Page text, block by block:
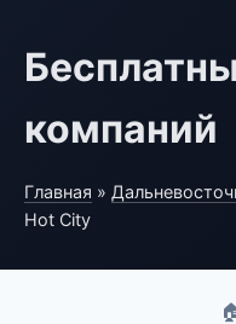
компаний
Главная »
Hot City